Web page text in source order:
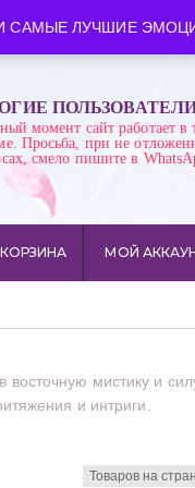
САМЫЕ ЛУЧШИЕ
момент сайт работает в
Просьба, при не
смело пишите в
КОРЗИНА МОЙ
восточную мистику и
и интриги.